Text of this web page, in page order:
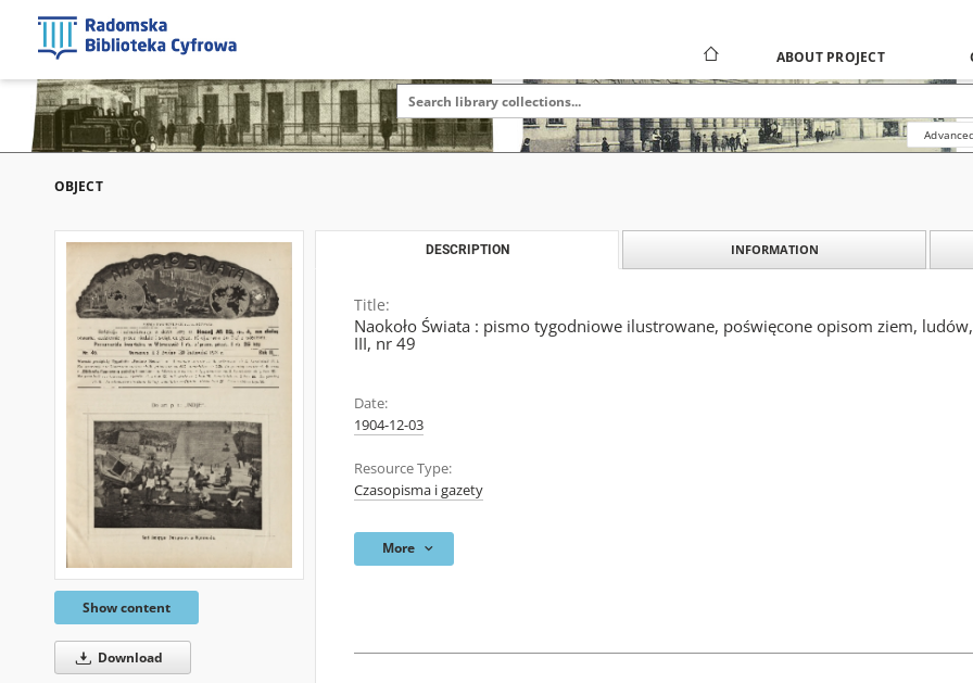
ABOUT PROJECT
OBJECT
Show content
Download
DESCRIPTION INFORMATION
Title:
Naokoło Świata : pismo tygodniowe ilustrowane, poświęcone opisom ziem,
III, nr 49
Date:
1904-12-03
Resource Type:
Czasopisma i gazety
More